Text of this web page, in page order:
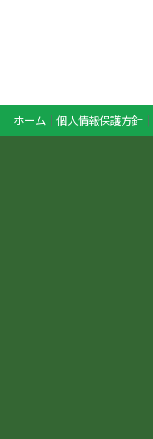
ホーム ｜ 個人情報保護方針｜